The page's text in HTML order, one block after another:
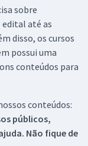
sobre
edital até as
disso, os cursos
possui uma
conteúdos para
conteúdos:
públicos,
Não fique de